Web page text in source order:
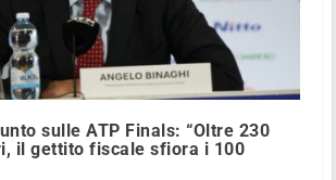
sulle ATP Finals: “Oltre 230
il gettito fiscale sfiora i 100